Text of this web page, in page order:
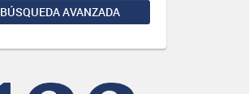
BÚSQUEDA AVANZADA